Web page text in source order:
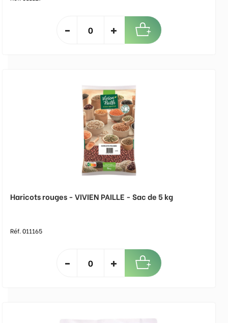
Haricots rouges - VIVIEN PAILLE - Sac de 5 kg
Réf. 011165